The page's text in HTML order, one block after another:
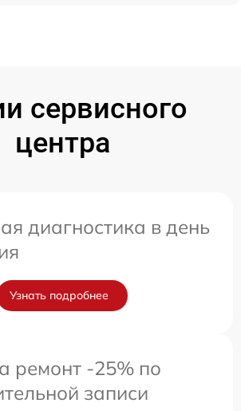
сервисного
центра
диагностика в день
Узнать подробнее
ремонт -25% по
записи